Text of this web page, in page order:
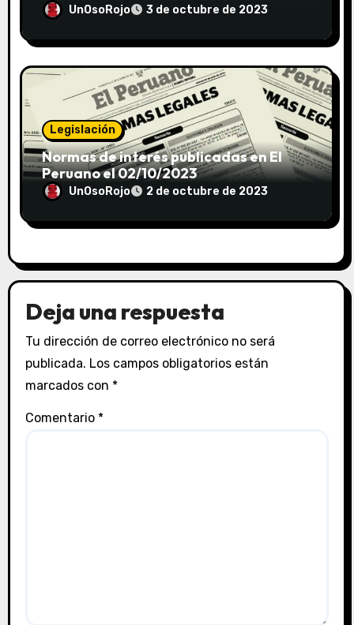
UnOsoRojo 3 de octubre de 2023
Legislación
Normas de interés publicadas en El
Peruano el 02/10/2023
UnOsoRojo 2 de octubre de 2023
Deja una respuesta
Tu dirección de correo electrónico no será
publicada. Los campos obligatorios están
marcados con *
Comentario *